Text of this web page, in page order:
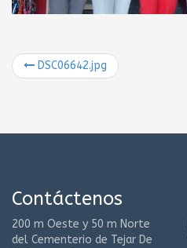
DSC06642.jpg
Contáctenos
200 m Oeste y 50 m Norte
del Cementerio de Tejar De